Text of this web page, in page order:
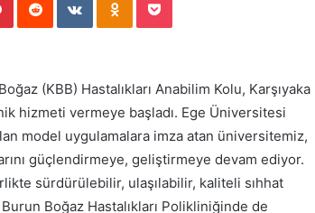
(KBB) Hastalıkları Anabilim Kolu, Karşıyaka
hizmeti vermeye başladı. Ege Üniversitesi
model uygulamalara imza atan üniversitemiz,
güçlendirmeye, geliştirmeye devam ediyor.
sürdürülebilir, ulaşılabilir, kaliteli sıhhat
Boğaz Hastalıkları Polikliniğinde de